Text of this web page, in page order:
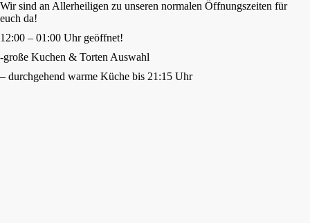
Wir sind an Allerheiligen zu unseren normalen Öffnungszeiten für
euch da!
12:00 – 01:00 Uhr geöffnet!
-große Kuchen & Torten Auswahl
– durchgehend warme Küche bis 21:15 Uhr